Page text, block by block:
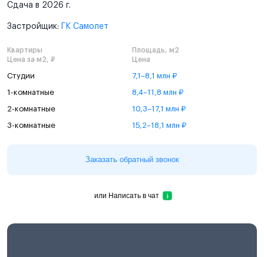
Сдача в 2026 г.
Застройщик: ГК Самолет
Квартиры
Площадь, м2
Цена за м2, ₽
Цена
Студии 7,1–8,1 млн ₽
1-комнатные 8,4–11,8 млн ₽
2-комнатные 10,3–17,1 млн ₽
3-комнатные 15,2–18,1 млн ₽
Заказать обратный звонок
или Написать в чат